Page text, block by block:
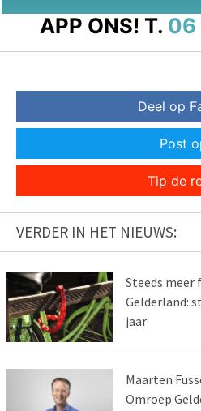
APP ONS! T. 06
Deel op
Post
Tip de
VERDER IN HET NIEUWS:
Steeds
Gelderland:
jaar
Maarten
Omroep